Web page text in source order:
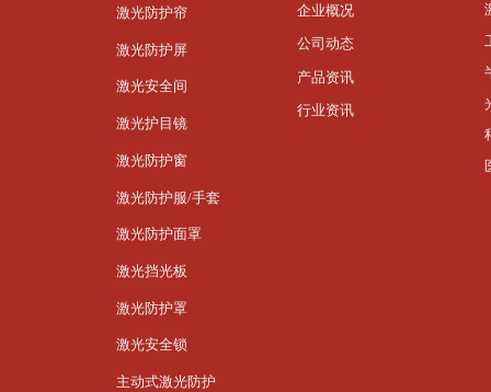
激光防护帘
激光防护屏
激光安全间
激光护目镜
激光防护窗
激光防护服/手套
激光防护面罩
激光挡光板
激光防护罩
激光安全锁
主动式激光防护
企业概况
公司动态
产品资讯
行业资讯